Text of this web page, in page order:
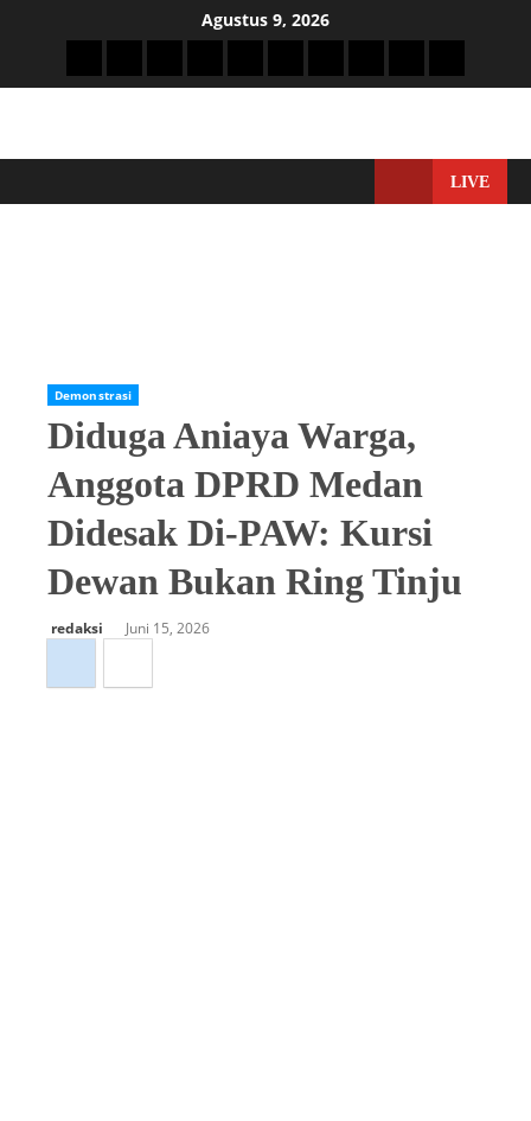
Agustus 9, 2026
LIVE
Demonstrasi
Diduga Aniaya Warga,
Anggota DPRD Medan
Didesak Di-PAW: Kursi
Dewan Bukan Ring Tinju
redaksi Juni 15, 2026